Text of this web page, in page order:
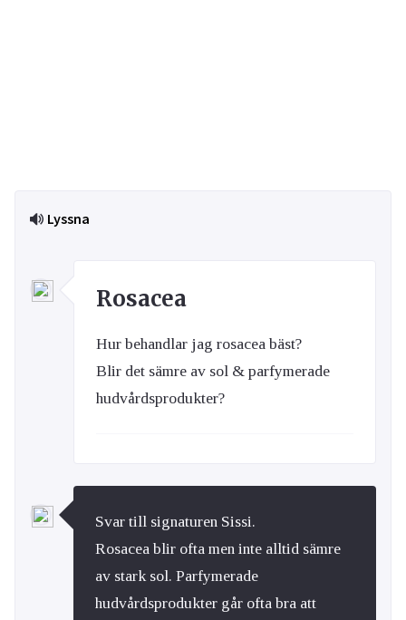
Lyssna
Rosacea
Hur behandlar jag rosacea bäst?
Blir det sämre av sol & parfymerade
hudvårdsprodukter?
Svar till signaturen Sissi.
Rosacea blir ofta men inte alltid sämre
av stark sol. Parfymerade
hudvårdsprodukter går ofta bra att